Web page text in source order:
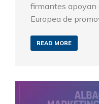
firmantes apoyan
Europea de
READ MORE